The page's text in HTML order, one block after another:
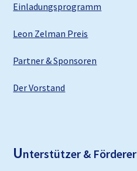
Einladungsprogramm
Leon Zelman Preis
Partner & Sponsoren
Der Vorstand
Unterstützer & Förderer